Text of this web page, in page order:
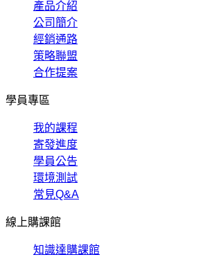
產品介紹
公司簡介
經銷通路
策略聯盟
合作提案
學員專區
我的課程
寄發進度
學員公告
環境測試
常見Q&A
線上購課館
知識達購課館